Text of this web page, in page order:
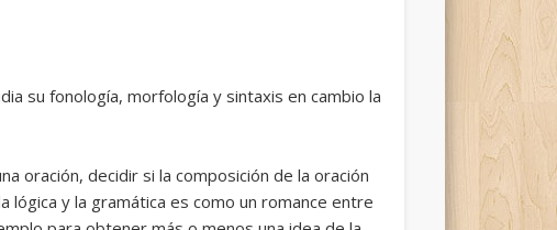
su fonología, morfología y sintaxis en cambio la
oración, decidir si la composición de la oración
lógica y la gramática es como un romance entre